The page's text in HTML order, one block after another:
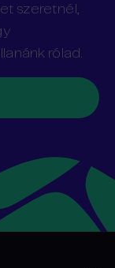
szeretnél,
rólad.